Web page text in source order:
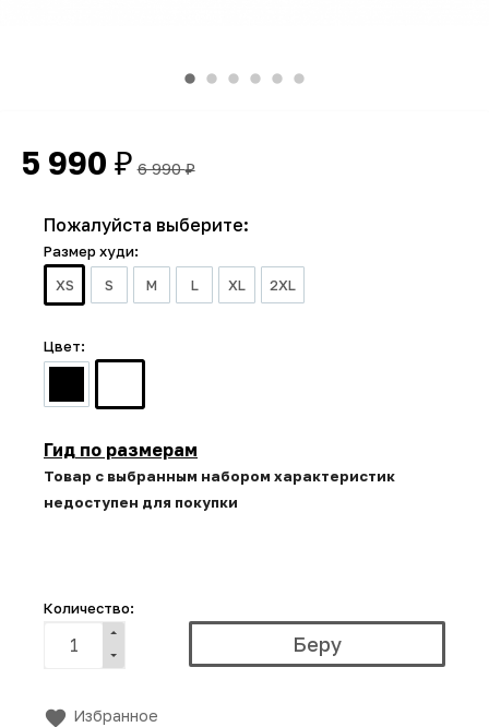
5 990 ₽ 6 990₽
Пожалуйста выберите:
Размер худи:
XS
S M L XL 2XL
Цвет:
Гид по размерам
Товар с выбранным набором характеристик
недоступен для покупки
Количество:
Избранное